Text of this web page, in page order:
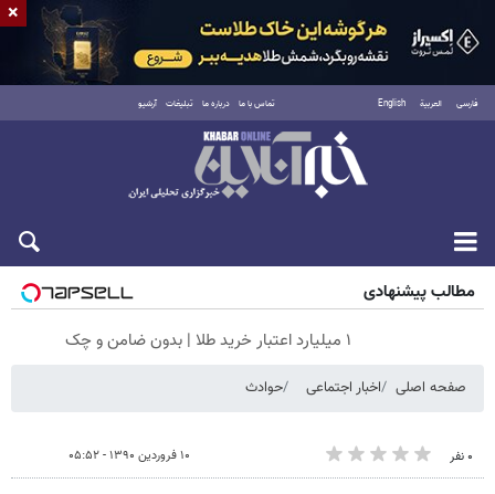
فارسی العربية English تماس با ما درباره ما تبلیغات آرشیو
جمعه ۱۶ مرداد ۱۴۰۵
مطالب پیشنهادی
۱ میلیارد اعتبار خرید طلا | بدون ضامن و چک
صفحه اصلی اخبار اجتماعی حوادث
۰ نفر ۱۰ فروردین ۱۳۹۰ - ۰۵:۵۲
×